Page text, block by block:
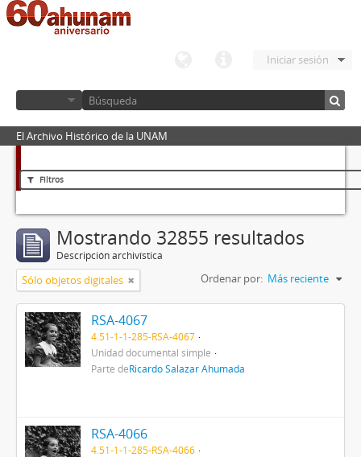
Iniciar sesión
El Archivo Histórico de la UNAM
Filtros
Mostrando 32855 resultados
Descripción archivística
Sólo objetos digitales Ordenar por: Más reciente
RSA-4067
4.51-1-1-285-RSA-4067
Unidad documental simple
Parte deRicardo Salazar Ahumada
RSA-4066
4.51-1-1-285-RSA-4066